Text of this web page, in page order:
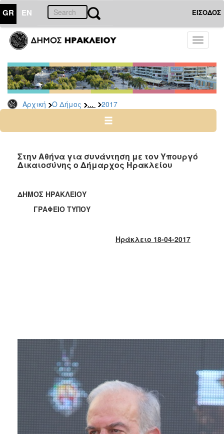
GR EN ΕΙΣΟΔΟΣ
Toggle
Αρχική Ο Δήμος ... 2017
ΔΗΜΟΣ
Δελτία
Τύπου
Αρχείο
2026
2024
2022
2020
2019
Στην Αθήνα για συνάντηση με τον Υπουργό
Δικαιοσύνης ο Δήμαρχος Ηρακλείου
ΔΗΜΟΣ ΗΡΑΚΛΕΙΟΥ
ΓΡΑΦΕΙΟ ΤΥΠΟΥ
Ηράκλειο 18-04-2017